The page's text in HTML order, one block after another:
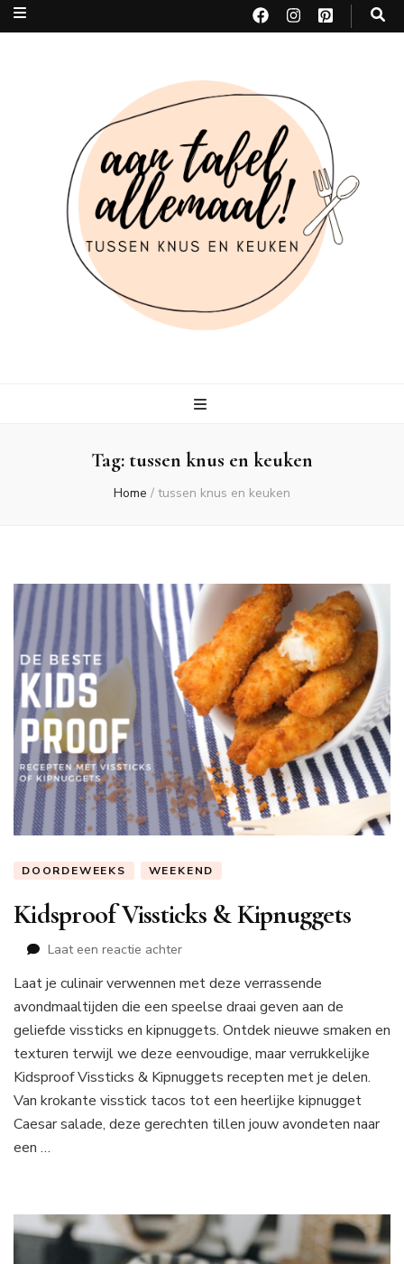
Tag: tussen knus en keuken
Home / tussen knus en keuken
DOORDEWEEKS WEEKEND
Kidsproof Vissticks & Kipnuggets
Laat een reactie achterop
Vissticks
&
Kipnuggets
Laat je culinair verwennen met deze verrassende
avondmaaltijden die een speelse draai geven aan de
geliefde vissticks en kipnuggets. Ontdek nieuwe smaken en
texturen terwijl we deze eenvoudige, maar verrukkelijke
Kidsproof Vissticks & Kipnuggets recepten met je delen.
Van krokante visstick tacos tot een heerlijke kipnugget
Caesar salade, deze gerechten tillen jouw avondeten naar
een …